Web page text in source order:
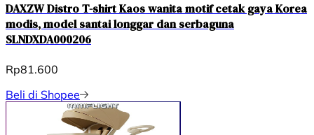
DAXZW Distro T-shirt Kaos wanita motif cetak gaya Korea
modis, model santai longgar dan serbaguna
SLNDXDA000206
Rp81.600
Beli di Shopee